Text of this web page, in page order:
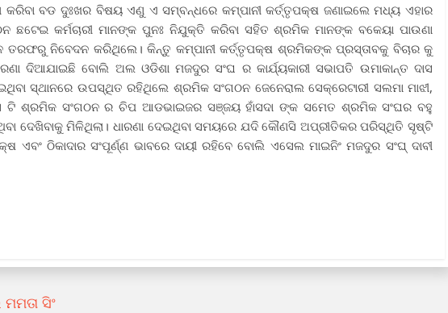
ବଡ ଦୁଃଖର ବିଷୟ ଏଣୁ ଏ ସମ୍ବନ୍ଧରେ କମ୍ପାନୀ କର୍ତ୍ତୃପକ୍ଷ ଜଣାଇଲେ ମଧ୍ୟ ଏହାର
ଛଟେଇ କର୍ମଚାରୀ ମାନଙ୍କ ପୁନଃ ନିଯୁକ୍ତି କରିବା ସହିତ ଶ୍ରମିକ ମାନଙ୍କ ବକେୟା ପାଉଣା
ତରଫରୁ ନିବେଦନ କରିଥିଲେ। କିନ୍ତୁ କମ୍ପାନୀ କର୍ତ୍ତୃପକ୍ଷ ଶ୍ରମିକଙ୍କ ପ୍ରସ୍ତାବକୁ ବିଚାର କୁ
ଦିଆଯାଇଛି ବୋଲି ଅଲ ଓଡିଶା ମଜଦୁର ସଂଘ ର କାର୍ଯ୍ୟକାରୀ ସଭାପତି ଉମାକାନ୍ତ ଦାସ
ସ୍ଥାନରେ ଉପସ୍ଥିତ ରହିଥିଲେ ଶ୍ରମିକ ସଂଗଠନ ଜେନେରାଲ ସେକ୍ରେଟାରୀ ସଲମା ମାଝୀ,
ଶ୍ରମିକ ସଂଗଠନ ର ଚିପ ଆଡଭାଇଜର ସଞ୍ଜୟ ହାଁସଦା ଙ୍କ ସମେତ ଶ୍ରମିକ ସଂଘର ବହୁ
ଦେଖିବାକୁ ମିଳିଥିଲା। ଧାରଣା ଦେଇଥିବା ସମୟରେ ଯଦି କୌଣସି ଅପ୍ରୀତିକର ପରିସ୍ଥିତି ସୃଷ୍ଟି
ଏବଂ ଠିକାଦାର ସଂପୂର୍ଣ୍ଣ ଭାବରେ ଦାୟୀ ରହିବେ ବୋଲି ଏସେଲ ମାଇନିଂ ମଜଦୁର ସଂଘ୍ ଦାବୀ
ସିଂ